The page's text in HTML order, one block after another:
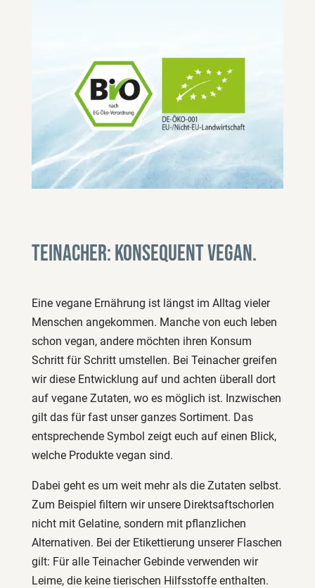
Teinacher: konsequent vegan.
Eine vegane Ernährung ist längst im Alltag vieler
Menschen angekommen. Manche von euch leben
schon vegan, andere möchten ihren Konsum
Schritt für Schritt umstellen. Bei Teinacher greifen
wir diese Entwicklung auf und achten überall dort
auf vegane Zutaten, wo es möglich ist. Inzwischen
gilt das für fast unser ganzes Sortiment. Das
entsprechende Symbol zeigt euch auf einen Blick,
welche Produkte vegan sind.
Dabei geht es um weit mehr als die Zutaten selbst.
Zum Beispiel filtern wir unsere Direktsaftschorlen
nicht mit Gelatine, sondern mit pflanzlichen
Alternativen. Bei der Etikettierung unserer Flaschen
gilt: Für alle Teinacher Gebinde verwenden wir
Leime, die keine tierischen Hilfsstoffe enthalten.